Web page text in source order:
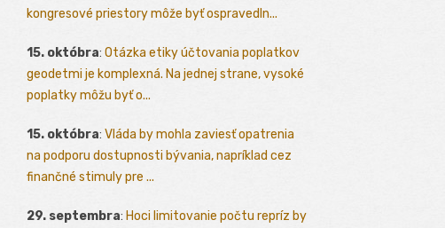
kongresové priestory môže byť ospravedln...
15. októbra: Otázka etiky účtovania poplatkov
geodetmi je komplexná. Na jednej strane, vysoké
poplatky môžu byť o...
15. októbra: Vláda by mohla zaviesť opatrenia
na podporu dostupnosti bývania, napríklad cez
finančné stimuly pre ...
29. septembra: Hoci limitovanie počtu repríz by